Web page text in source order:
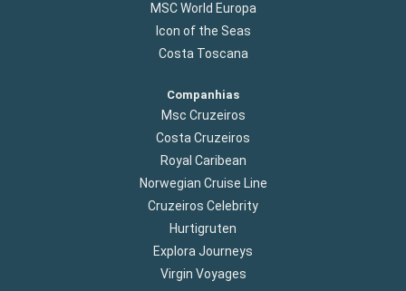
MSC World Europa
Icon of the Seas
Costa Toscana
Companhias
Msc Cruzeiros
Costa Cruzeiros
Royal Caribean
Norwegian Cruise Line
Cruzeiros Celebrity
Hurtigruten
Explora Journeys
Virgin Voyages